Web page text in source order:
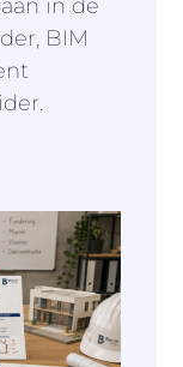
in de
BIM